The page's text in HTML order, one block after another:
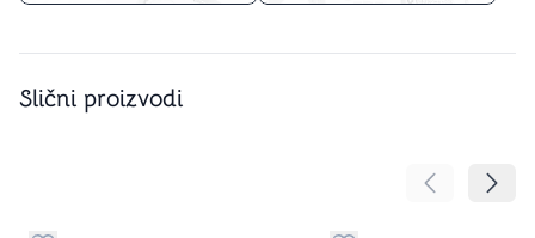
Slični proizvodi
Pomeranje